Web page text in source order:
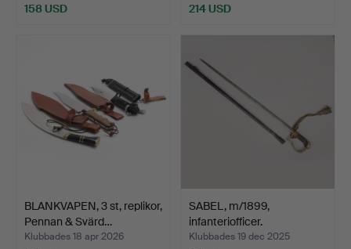
158 USD 214 USD
BLANKVAPEN, 3 st, replikor,
Pennan & Svärd…
Klubbades 18 apr 2026
SABEL, m/1899,
infanteriofficer.
Klubbades 19 dec 2025